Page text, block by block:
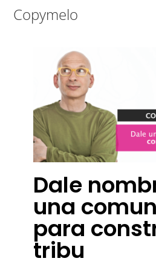
Saltar
Saltar
Saltar
Copymelo
Dale
una
para
tribu